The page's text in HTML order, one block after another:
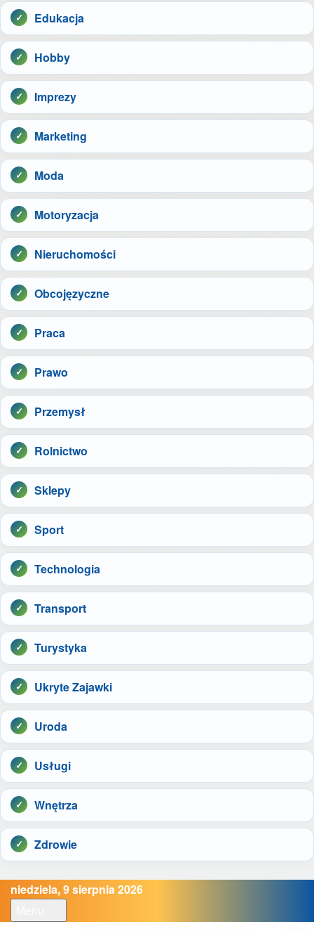
Edukacja
Hobby
Imprezy
Marketing
Moda
Motoryzacja
Nieruchomości
Obcojęzyczne
Praca
Prawo
Przemysł
Rolnictwo
Sklepy
Sport
Technologia
Transport
Turystyka
Ukryte Zajawki
Uroda
Usługi
Wnętrza
Zdrowie
niedziela, 9 sierpnia 2026